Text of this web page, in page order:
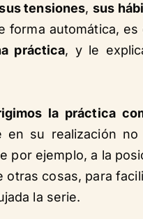
tensiones, sus
forma automática,
práctica, y le
la práctica
en su realización
por ejemplo, a la
otras cosas, para
la serie.